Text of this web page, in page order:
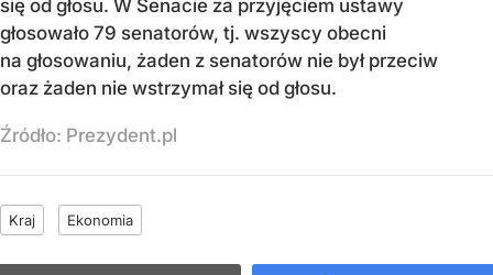
się od głosu. W Senacie za przyjęciem ustawy
głosowało 79 senatorów, tj. wszyscy obecni
na głosowaniu, żaden z senatorów nie był przeciw
oraz żaden nie wstrzymał się od głosu.
Źródło: Prezydent.pl
Kraj Ekonomia